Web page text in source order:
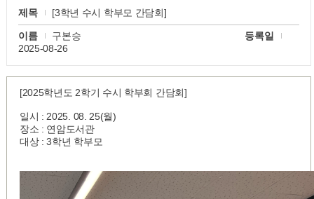
제목 [3학년 수시 학부모 간담회]
이름 구본승
등록일
2025-08-26
[2025학년도 2학기 수시 학부회 간담회]
일시 : 2025. 08. 25(월)
장소 : 연암도서관
대상 : 3학년 학부모